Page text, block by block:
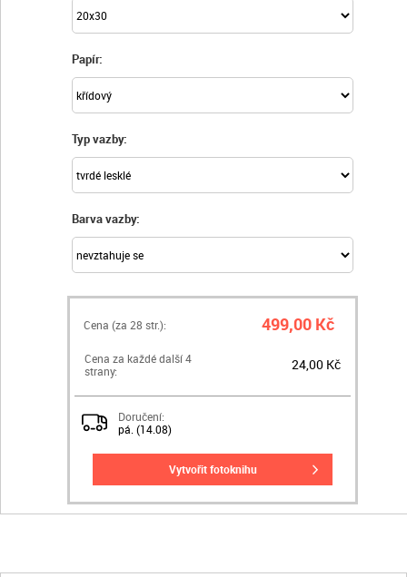
Papír:
Typ vazby:
Barva vazby:
Cena (za 28 str.): 499,00 Kč
Cena za každé další 4
strany:
24,00 Kč
Doručení:
pá. (14.08)
vytvořit fotoknihu